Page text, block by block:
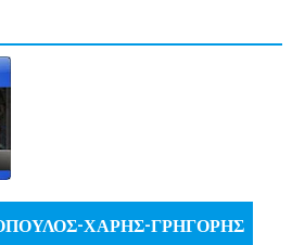
ΧΑΡΗΣ-ΓΡΗΓΟΡΗΣ